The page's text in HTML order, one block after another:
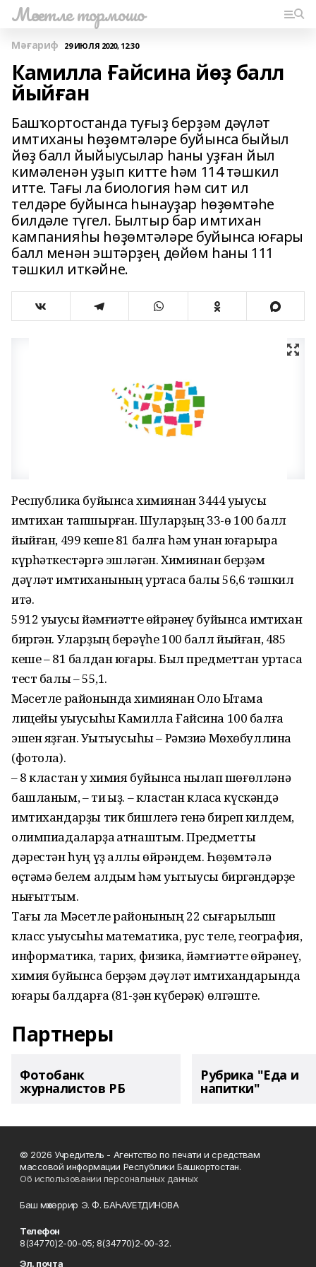
Мәсетле тормошо
Мәғариф 29 ИЮЛЯ 2020, 12:30
Камилла Ғайсина йөҙ балл
йыйған
Башҡортостанда туғыҙ берҙәм дәүләт
имтиханы һөҙөмтәләре буйынса быйыл
йөҙ балл йыйыусылар һаны уҙған йыл
кимәленән уҙып китте һәм 114 тәшкил
итте. Тағы ла биология һәм сит ил
телдәре буйынса һынауҙар һөҙөмтәһе
билдәле түгел. Былтыр бар имтихан
кампанияһы һөҙөмтәләре буйынса юғары
балл менән эштәрҙең дөйөм һаны 111
тәшкил иткәйне.
Республика буйынса химиянан 3444 уҡыусы
имтихан тапшырған. Шуларҙың 33-ө 100 балл
йыйған, 499 кеше 81 балға һәм унан юғарыраҡ
күрһәткестәргә эшләгән. Химиянан берҙәм
дәүләт имтиханының уртаса балы 56,6 тәшкил
итә.
5912 уҡыусы йәмғиәтте өйрәнеү буйынса имтихан
биргән. Уларҙың берәүһе 100 балл йыйған, 485
кеше – 81 балдан юғары. Был предметтан уртаса
тест балы – 55,1.
Мәсетле районында химиянан Оло Ыҡтамаҡ
лицейы уҡыусыһы Камилла Ғайсина 100 балға
эшен яҙған. Уҡытыусыһы – Рәмзиә Мөхөбуллина
(фотола).
– 8 кластан уҡ химия буйынса ныҡлап шөғөлләнә
башланым, – ти ҡыҙ. – кластан класҡа күскәндә
имтихандарҙы тик бишлегә генә биреп килдем,
олимпиадаларҙа ҡатнаштым. Предметты
дәрестән һуң үҙ аллы өйрәндем. Һөҙөмтәлә
өҫтәмә белем алдым һәм уҡытыусы биргәндәрҙе
нығыттым.
Тағы ла Мәсетле районының 22 сығарылыш
класс уҡыусыһы математика, рус теле, география,
информатика, тарих, физика, йәмғиәтте өйрәнеү,
химия буйынса берҙәм дәүләт имтихандарында
юғары балдарға (81-ҙән күберәк) өлгәште.
Партнеры
Фотобанк
журналистов РБ
Рубрика "Еда и
напитки"
© 2026 Учредитель - Агентство по печати и средствам
массовой информации Республики Башкортостан.
Об использовании персональных данных
Баш мөхәррир Э. Ф. БАҺАУЕТДИНОВА
Телефон
8(34770)2-00-05; 8(34770)2-00-32.
Эл. почта